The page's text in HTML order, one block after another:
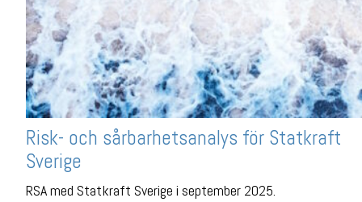
Risk- och sårbarhetsanalys för Statkraft
Sverige
RSA med Statkraft Sverige i september 2025.